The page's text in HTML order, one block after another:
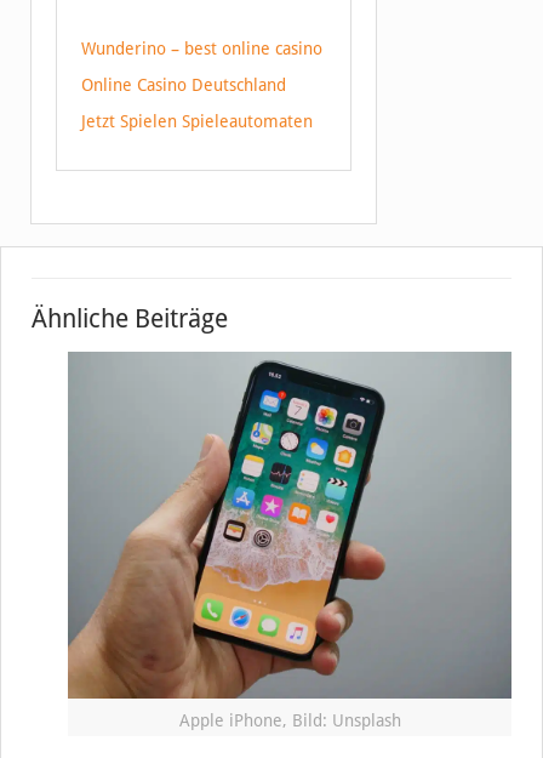
Wunderino – best online casino
Online Casino Deutschland
Jetzt Spielen Spieleautomaten
Ähnliche Beiträge
Apple iPhone, Bild: Unsplash